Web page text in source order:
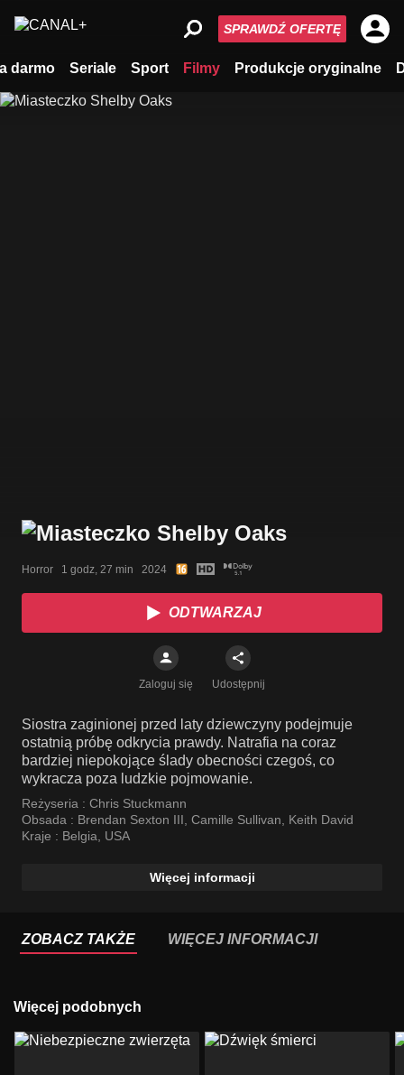
darmo Seriale Sport Filmy Produkcje oryginalne
SPRAWDŹ OFERTĘ
Horror   1 godz, 27 min   2024
ODTWARZAJ
Zaloguj się Udostępnij
Siostra zaginionej przed laty dziewczyny podejmuje
ostatnią próbę odkrycia prawdy. Natrafia na coraz
bardziej niepokojące ślady obecności czegoś, co
wykracza poza ludzkie pojmowanie.
Reżyseria : Chris Stuckmann
Obsada : Brendan Sexton III, Camille Sullivan, Keith David
Kraje : Belgia, USA
Więcej informacji
ZOBACZ TAKŻE WIĘCEJ INFORMACJI
Więcej podobnych